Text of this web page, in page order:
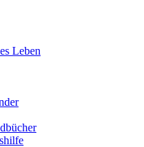
Leben